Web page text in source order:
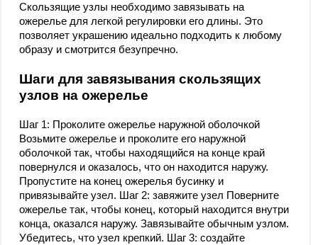
Скользящие узлы необходимо завязывать на
ожерелье для легкой регулировки его длины. Это
позволяет украшению идеально подходить к любому
образу и смотрится безупречно.
Шаги для завязывания скользящих
узлов на ожерелье
Шаг 1: Проколите ожерелье наружной оболочкой
Возьмите ожерелье и проколите его наружной
оболочкой так, чтобы находящийся на конце край
повернулся и оказалось, что он находится наружу.
Пропустите на конец ожерелья бусинку и
привязывайте узел. Шаг 2: завяжите узел Поверните
ожерелье так, чтобы конец, который находится внутри
конца, оказался наружу. Завязывайте обычным узлом.
Убедитесь, что узел крепкий. Шаг 3: создайте